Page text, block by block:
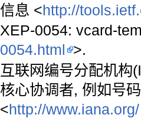
信息 <http://
XEP-0054: vcard-
0054.html >.
互联网编号分配机构
核心协调者, 例如号
<http://www.iana.org/